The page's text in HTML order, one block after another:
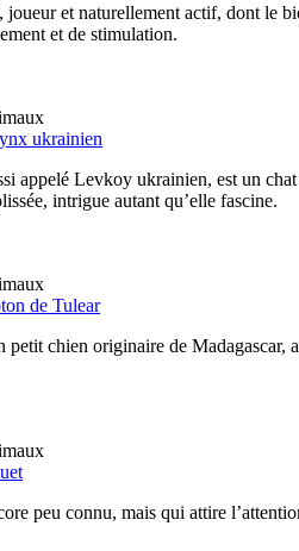
et naturellement actif, dont le
et de stimulation.
ukrainien
appelé Levkoy ukrainien, est un
intrigue autant qu’elle fascine.
de Tulear
petit chien originaire de Madagascar,
peu connu, mais qui attire